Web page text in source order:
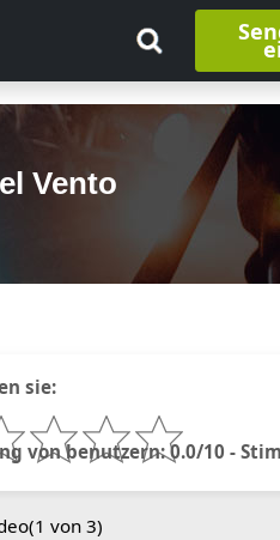
Vento
sie:
von benutzern: 0.0/10 -
1 von 3)